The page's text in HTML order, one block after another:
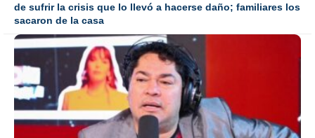
de sufrir la crisis que lo llevó a hacerse daño; familiares los
sacaron de la casa